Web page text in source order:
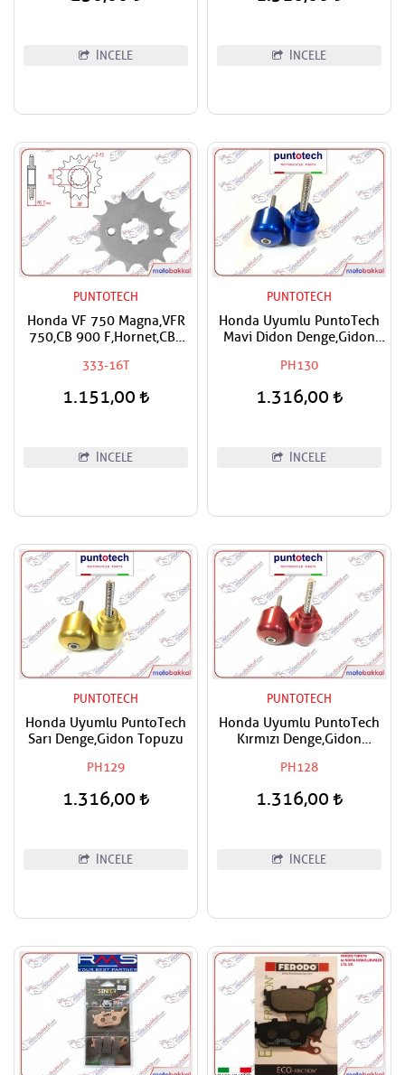
İNCELE İNCELE
PUNTOTECH
Honda VF 750 Magna,VFR
750,CB 900 F,Hornet,CBR
1000,CBR
1000,Fire Storm Uyumlu
333-16T
1.151,00
İNCELE
PUNTOTECH
Honda Uyumlu PuntoTech
Mavi Didon Denge,Gidon
PH130
1.316,00
İNCELE
PUNTOTECH
Honda Uyumlu PuntoTech
Sarı Denge,Gidon Topuzu
PH129
1.316,00
İNCELE
PUNTOTECH
Honda Uyumlu PuntoTech
Kırmızı Denge,Gidon
PH128
1.316,00
İNCELE